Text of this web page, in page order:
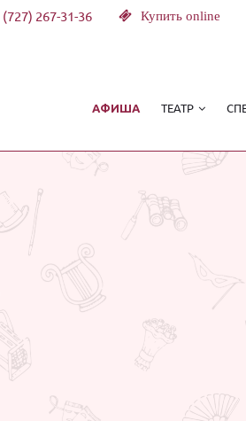
(727) 267-31-36 Купить online
АФИША ТЕАТР